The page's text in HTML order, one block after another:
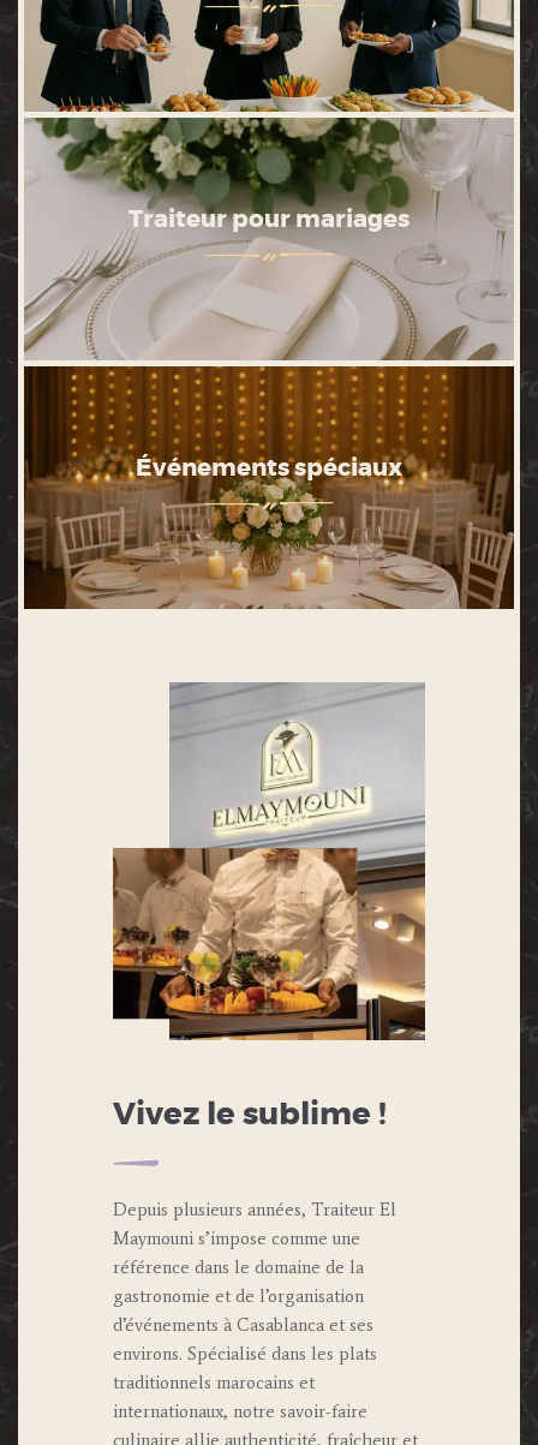
Traiteur pour mariages
Événements spéciaux
Vivez le sublime !
Depuis plusieurs années, Traiteur El
Maymouni s’impose comme une
référence dans le domaine de la
gastronomie et de l’organisation
d’événements à Casablanca et ses
environs. Spécialisé dans les plats
traditionnels marocains et
internationaux, notre savoir-faire
culinaire allie authenticité, fraîcheur et